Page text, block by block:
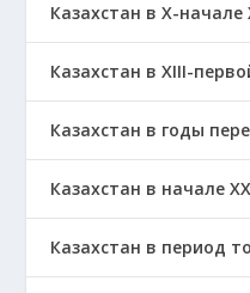
Казахстан в X-начале
Казахстан в XIII-
Казахстан в годы
Казахстан в начале
Казахстан в период